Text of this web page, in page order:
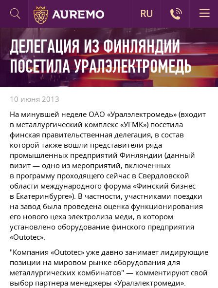
ДЕЛЕГАЦИЯ ИЗ ФИНЛЯНДИИ
ПОСЕТИЛА УРАЛЭЛЕКТРОМЕДЬ
10 июня 2013
На минувшей неделе ОАО «Уралэлектромедь» (входит
в металлургический комплекс «УГМК») посетила
финская правительственная делегация, в состав
которой также вошли представители ряда
промышленных предприятий Финляндии (данный
визит — одно из мероприятий, включенных
в программу проходящего сейчас в Свердловской
области международного форума «Финский бизнес
в Екатеринбурге»). В частности, участниками поездки
на завод была проведена оценка функционирования
его нового цеха электролиза меди, в котором
установлено оборудование финского предприятия
«Outotec».
"Компания «Outotec» уже давно занимает лидирующие
позиции на мировом рынке оборудования для
металлургических комбинатов" — комментируют свой
выбор партнера менеджеры «Уралэлектромеди».
RU